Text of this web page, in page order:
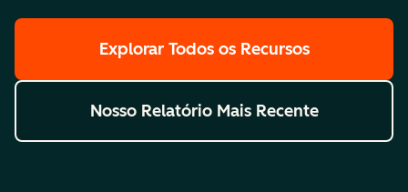
Explorar Todos os Recursos
Nosso Relatório Mais Recente